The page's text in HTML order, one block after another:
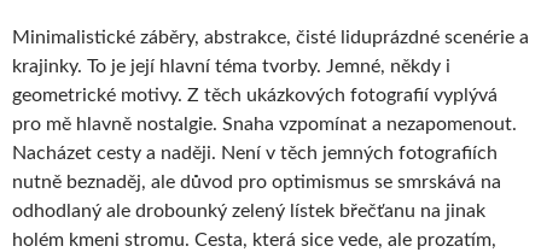
Minimalistické záběry, abstrakce, čisté liduprázdné scenérie a
krajinky. To je její hlavní téma tvorby. Jemné, někdy i
geometrické motivy. Z těch ukázkových fotografií vyplývá
pro mě hlavně nostalgie. Snaha vzpomínat a nezapomenout.
Nacházet cesty a naději. Není v těch jemných fotografiích
nutně beznaděj, ale důvod pro optimismus se smrskává na
odhodlaný ale drobounký zelený lístek břečťanu na jinak
holém kmeni stromu. Cesta, která sice vede, ale prozatím,